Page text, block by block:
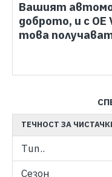
Вашият
доброто, и с
това
ТЕЧНОСТ ЗА
Тип..
Сезон